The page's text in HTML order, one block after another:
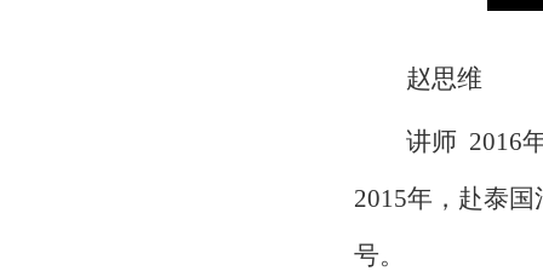
赵思维
讲师 2016
2015年，赴泰国
号。